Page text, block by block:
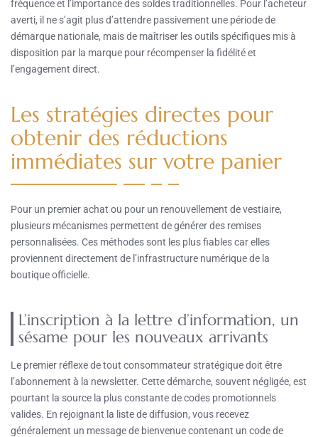
fréquence et l’importance des soldes traditionnelles. Pour l’acheteur
averti, il ne s’agit plus d’attendre passivement une période de
démarque nationale, mais de maîtriser les outils spécifiques mis à
disposition par la marque pour récompenser la fidélité et
l’engagement direct.
Les stratégies directes pour
obtenir des réductions
immédiates sur votre panier
Pour un premier achat ou pour un renouvellement de vestiaire,
plusieurs mécanismes permettent de générer des remises
personnalisées. Ces méthodes sont les plus fiables car elles
proviennent directement de l’infrastructure numérique de la
boutique officielle.
L’inscription à la lettre d’information, un
sésame pour les nouveaux arrivants
Le premier réflexe de tout consommateur stratégique doit être
l’abonnement à la newsletter. Cette démarche, souvent négligée, est
pourtant la source la plus constante de codes promotionnels
valides. En rejoignant la liste de diffusion, vous recevez
généralement un message de bienvenue contenant un code de